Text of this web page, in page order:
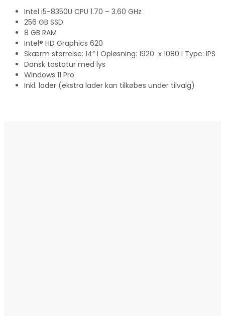
Intel i5-8350U CPU 1.70 – 3.60 GHz
256 GB SSD
8 GB RAM
Intel® HD Graphics 620
Skærm størrelse: 14” l Opløsning: 1920 x 1080 l Type: IPS
Dansk tastatur med lys
Windows 11 Pro
Inkl. lader (ekstra lader kan tilkøbes under tilvalg)